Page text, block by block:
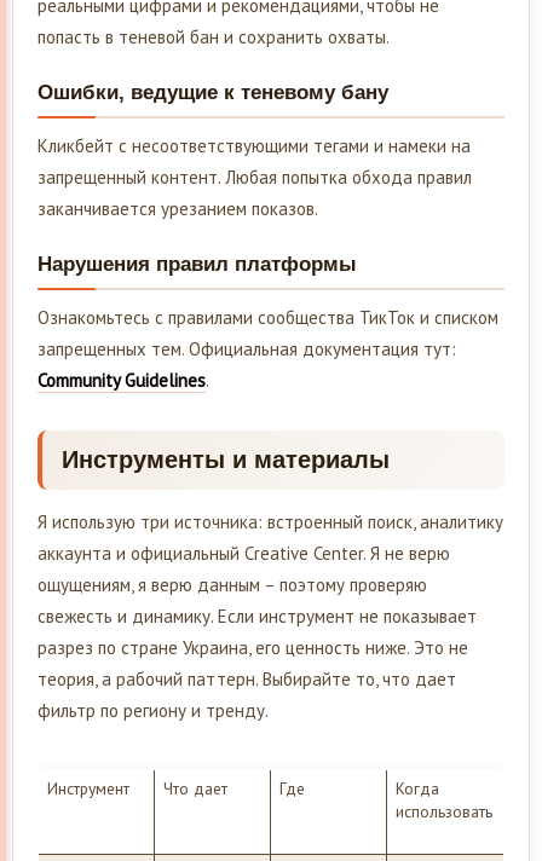
реальными цифрами и рекомендациями, чтобы не
попасть в теневой бан и сохранить охваты.
Ошибки, ведущие к теневому бану
Кликбейт с несоответствующими тегами и намеки на
запрещенный контент. Любая попытка обхода правил
заканчивается урезанием показов.
Нарушения правил платформы
Ознакомьтесь с правилами сообщества ТикТок и списком
запрещенных тем. Официальная документация тут:
Community Guidelines.
Инструменты и материалы
Я использую три источника: встроенный поиск, аналитику
аккаунта и официальный Creative Center. Я не верю
ощущениям, я верю данным – поэтому проверяю
свежесть и динамику. Если инструмент не показывает
разрез по стране Украина, его ценность ниже. Это не
теория, а рабочий паттерн. Выбирайте то, что дает
фильтр по региону и тренду.
Инструмент Что дает Где
Когда
использовать